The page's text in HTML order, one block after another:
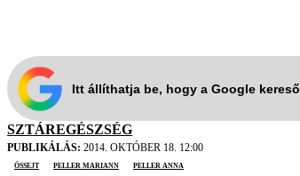
Itt állíthatja be, hogy a Google
SZTÁREGÉSZSÉG
PUBLIKÁLÁS: 2014. OKTÓBER 18. 12:00
őssejt
Peller Mariann Peller Anna